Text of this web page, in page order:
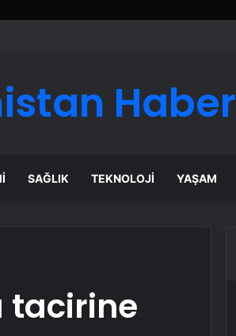
Haber
SAĞLIK TEKNOLOJI YAŞAM
tacirine